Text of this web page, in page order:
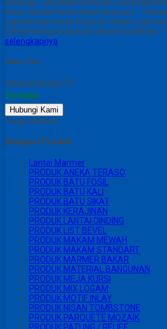
Kuburan, Jual Nisan Kuburan, Harga Nisan
Nisan, Model Patok Nisan Kuburan –
juga dengan nisan kuburan. Dalam
berkembang ini banyak sekali modifikasi –
selengkapnya
Share This :
Harga Hubungi CS
Tersedia
Hubungi Kami
Tutup Sidebar
Kategori Produk
Lantai Marmer
PRODUK ANEKA TERASO
PRODUK BATU FOSIL
PRODUK BATU KALI
PRODUK BATU SIKAT
PRODUK KERAJINAN
PRODUK LANTAI DINDING
PRODUK LIST BEVEL
PRODUK MAKAM MEWAH
PRODUK MAKAM STANDART
PRODUK MARMER BAKAR
PRODUK MATERIAL BANGUNAN
PRODUK MEJA KURSI
PRODUK MIX LOGAM
PRODUK MOTIF INLAY
PRODUK NISAN TOMBSTONE
PRODUK PARQUETE MOZAIK